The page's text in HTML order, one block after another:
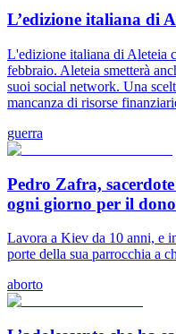
L’edizione italiana di
L'edizione italiana di Aleteia
febbraio. Aleteia smetterà
suoi social network. Una
mancanza di risorse
guerra
Pedro Zafra,
ogni giorno per il
Lavora a Kiev da 10 anni, e
porte della sua parrocchia a
aborto